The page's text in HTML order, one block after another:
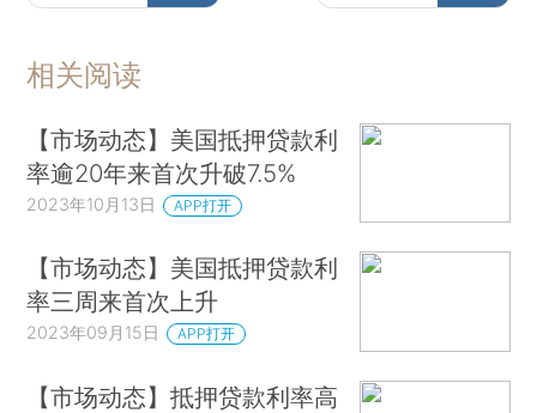
相关阅读
【市场动态】美国抵押贷款利
率逾20年来首次升破7.5%
2023年10月13日 APP打开
【市场动态】美国抵押贷款利
率三周来首次上升
2023年09月15日 APP打开
【市场动态】抵押贷款利率高